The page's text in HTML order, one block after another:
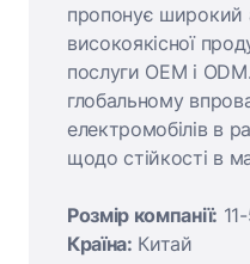
пропонує широкий
високоякісної
послуги OEM і
глобальному
електромобілів в
щодо стійкості в
Розмір компанії:
Країна: Китай